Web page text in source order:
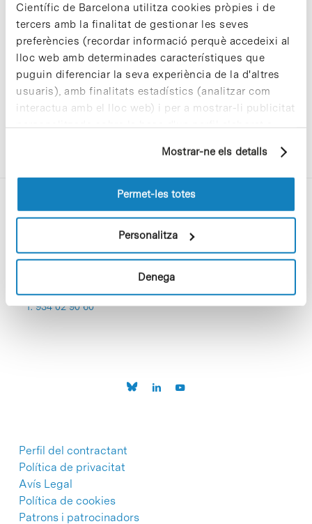
Científic de Barcelona utilitza cookies pròpies i de
tercers amb la finalitat de gestionar les seves
preferències (recordar informació perquè accedeixi al
lloc web amb determinades característiques que
puguin diferenciar la seva experiència de la d'altres
usuaris), amb finalitats estadístics (analitzar com
interactua amb el lloc web) i per a mostrar-li publicitat
personalitzada sobre la base d'un perfil elaborat a
pàgines visitades). Per a obtenir més informació sobre
les cookies pot consultar laPolítica de cookiesdel
Mostrar-ne els detalls
Permet-les totes
Personalitza
Denega
Sorry, no results were found.
Please try again with different keywords.
C/Baldiri Reixac, 4-12 i 15
08028 Barcelona
T. 934 02 90 60
Perfil del contractant
Política de privacitat
Avís Legal
Política de cookies
Patrons i patrocinadors